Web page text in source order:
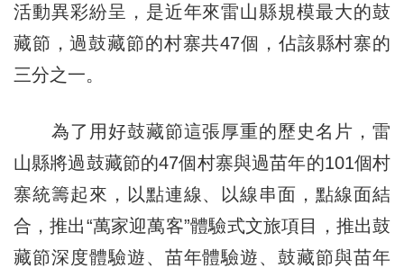
活動異彩紛呈，是近年來雷山縣規模最大的鼓
藏節，過鼓藏節的村寨共47個，佔該縣村寨的
三分之一。
為了用好鼓藏節這張厚重的歷史名片，雷
山縣將過鼓藏節的47個村寨與過苗年的101個村
寨統籌起來，以點連線、以線串面，點線面結
合，推出“萬家迎萬客”體驗式文旅項目，推出鼓
藏節深度體驗遊、苗年體驗遊、鼓藏節與苗年